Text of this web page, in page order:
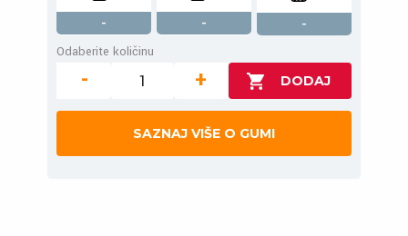
- -
-
Odaberite količinu
- +
SAZNAJ VIŠE O GUMI